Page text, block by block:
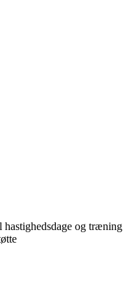
og træning